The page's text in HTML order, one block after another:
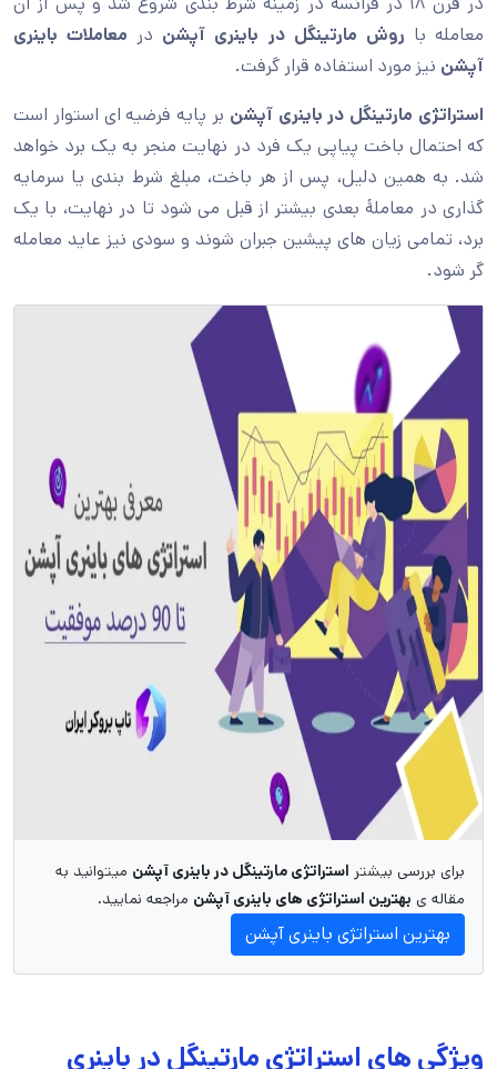
معامله با روش مارتینگل در باینری آپشن در معاملات باینری
آپشن نیز مورد استفاده قرار گرفت.
استراتژی مارتینگل در باینری آپشن بر پایه فرضیه ای استوار است
که احتمال باخت پیاپی یک فرد در نهایت منجر به یک برد خواهد
شد. به همین دلیل، پس از هر باخت، مبلغ شرط بندی یا سرمایه
گذاری در معاملۀ بعدی بیشتر از قبل می شود تا در نهایت، با یک
برد، تمامی زیان های پیشین جبران شوند و سودی نیز عاید معامله
گر شود.
برای بررسی بیشتر استراتژی مارتینگل در باینری آپشن میتوانید به
مقاله ی بهترین استراتژی های باینری آپشن مراجعه نمایید.
بهترین استراتژی باینری آپشن
ویژگی های استراتژی مارتینگل در باینری